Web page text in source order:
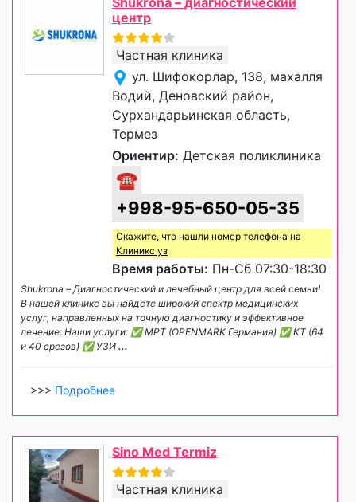
центр
Частная клиника
ул. Шифокорлар, 138, махалля
Водий, Деновский район,
Сурхандарьинская область,
Термез
Ориентир: Детская поликлиника
☎
+998-95-650-05-35
Скажите, что нашли номер телефона на
Клиникс уз
Время работы: Пн-Сб 07:30-18:30
Shukrona – Диагностический и лечебный центр для всей семьи!
В нашей клинике вы найдете широкий спектр медицинских
услуг, направленных на точную диагностику и эффективное
лечение: Наши услуги: ✅ МРТ (OPENMARK Германия) ✅ КТ (64
и 40 срезов) ✅ УЗИ ...
>>> Подробнее
Sino Med Termiz
Частная клиника